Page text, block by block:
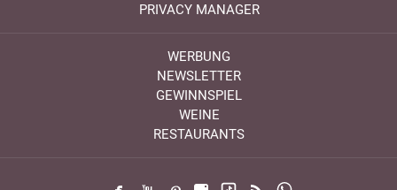
PRIVACY MANAGER
WERBUNG
NEWSLETTER
GEWINNSPIEL
WEINE
RESTAURANTS